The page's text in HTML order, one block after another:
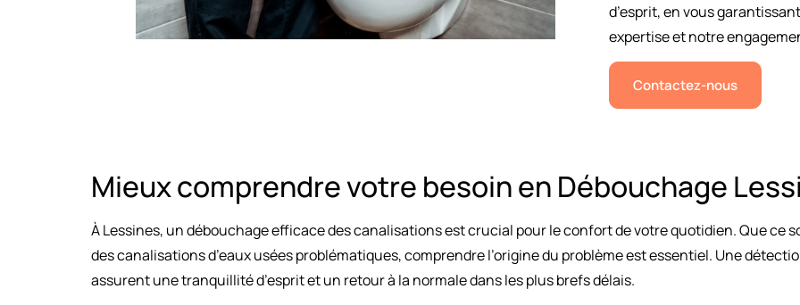
d’esprit, en vous
expertise et notre
Contactez-nous
Mieux comprendre votre besoin en Débouchage
À Lessines, un débouchage efficace des canalisations est crucial pour le confort de votre quotidien. Que ce
des canalisations d’eaux usées problématiques, comprendre l’origine du problème est essentiel. Une
assurent une tranquillité d’esprit et un retour à la normale dans les plus brefs délais.